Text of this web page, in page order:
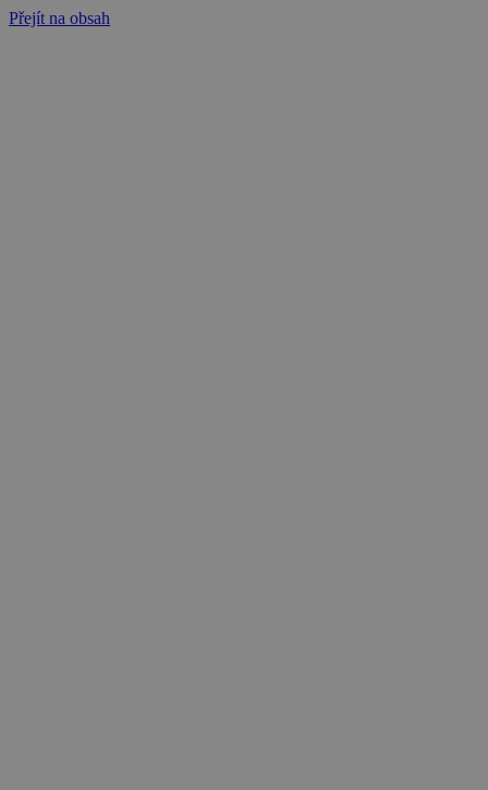
Přejít na obsah